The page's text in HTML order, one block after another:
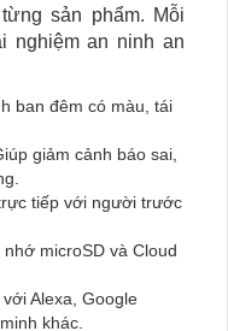
sản phẩm. Mỗi
nghiệm an ninh an
ban đêm có màu, tái
giảm cảnh báo sai,
tiếp với người trước
microSD và Cloud
với Alexa, Google
khác.